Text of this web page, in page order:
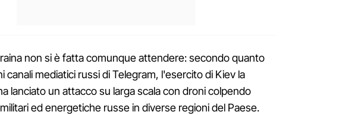
non si è fatta comunque attendere: secondo quanto
canali mediatici russi di Telegram, l'esercito di Kiev la
lanciato un attacco su larga scala con droni colpendo
ed energetiche russe in diverse regioni del Paese.